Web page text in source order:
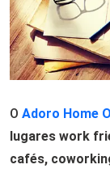
O Adoro Home
lugares work
cafés,